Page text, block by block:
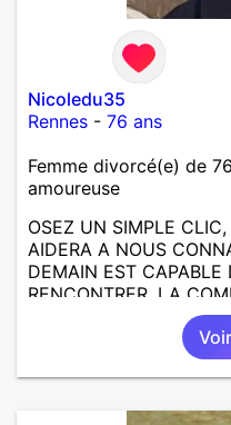
Nicoledu35
Rennes - 76 ans
Femme divorcé(e) de
amoureuse
OSEZ UN SIMPLE
AIDERA A NOUS
DEMAIN EST CAPABLE
RENCONTRER, LA
BELLES CHOSES DE
EN FRANCE OU
AUTRE, ET LA VIE
ENCORE.....................